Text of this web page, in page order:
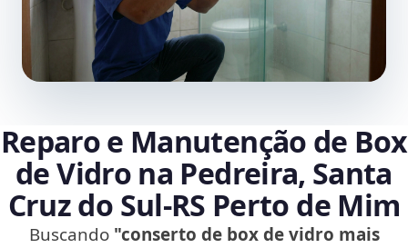
Reparo e Manutenção de Box
de Vidro na Pedreira, Santa
Cruz do Sul‑RS Perto de Mim
Buscando "conserto de box de vidro mais